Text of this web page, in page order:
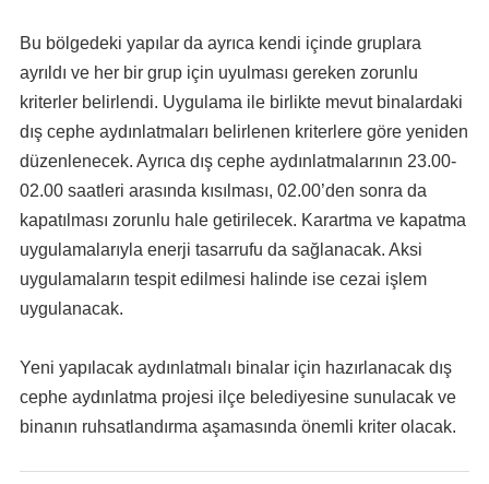
Bu bölgedeki yapılar da ayrıca kendi içinde gruplara
ayrıldı ve her bir grup için uyulması gereken zorunlu
kriterler belirlendi. Uygulama ile birlikte mevut binalardaki
dış cephe aydınlatmaları belirlenen kriterlere göre yeniden
düzenlenecek. Ayrıca dış cephe aydınlatmalarının 23.00-
02.00 saatleri arasında kısılması, 02.00’den sonra da
kapatılması zorunlu hale getirilecek. Karartma ve kapatma
uygulamalarıyla enerji tasarrufu da sağlanacak. Aksi
uygulamaların tespit edilmesi halinde ise cezai işlem
uygulanacak.
Yeni yapılacak aydınlatmalı binalar için hazırlanacak dış
cephe aydınlatma projesi ilçe belediyesine sunulacak ve
binanın ruhsatlandırma aşamasında önemli kriter olacak.